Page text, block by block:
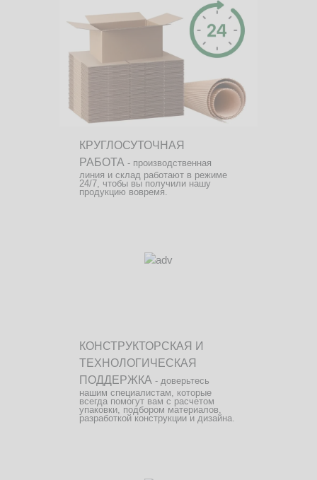
КРУГЛОСУТОЧНАЯ
РАБОТА - производственная
линия и склад работают в режиме
24/7, чтобы вы получили нашу
продукцию вовремя.
КОНСТРУКТОРСКАЯ И
ТЕХНОЛОГИЧЕСКАЯ
ПОДДЕРЖКА - доверьтесь
нашим специалистам, которые
всегда помогут вам с расчетом
упаковки, подбором материалов,
разработкой конструкции и дизайна.